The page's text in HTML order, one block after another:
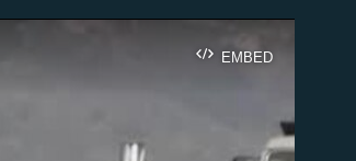
EMBED